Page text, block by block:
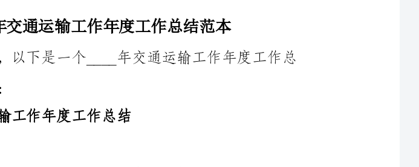
根据您的要求，以下是一个____年交通运输工作年度工作总
____年交通运输工作年度工作总结